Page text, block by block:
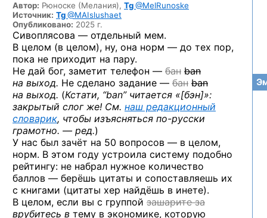
Автор: Рюноске (Мелания), Tg@MelRunoske
Источник: Tg@MAIslushaet
Опубликовано: 2025 г.
Сивоплясова — отдельный мем.
В целом (в целом), ну, она норм — до тех пор,
пока не приходит на пару.
Не дай бог, заметит телефон — бан ban
на выход. Не сделано задание — бан ban
на выход. (Кстати, “ban” читается «[бэн]»:
закрытый слог же! См. наш редакционный
словарик, чтобы изъясняться по-русски
грамотно. — ред.)
У нас был зачёт на 50 вопросов — в целом,
норм. В этом году устроила систему подобно
рейтингу: не набрал нужное количество
баллов — берёшь цитаты и сопоставляешь их
с книгами (цитаты хер найдёшь в инете).
В целом, если вы с группой зашарите за
врубитесь в тему в экономике, которую